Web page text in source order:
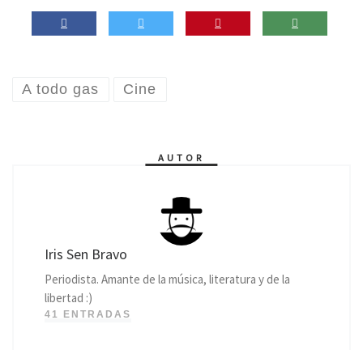
A todo gas Cine
AUTOR
Iris Sen Bravo
Periodista. Amante de la música, literatura y de la
libertad :)
41 ENTRADAS